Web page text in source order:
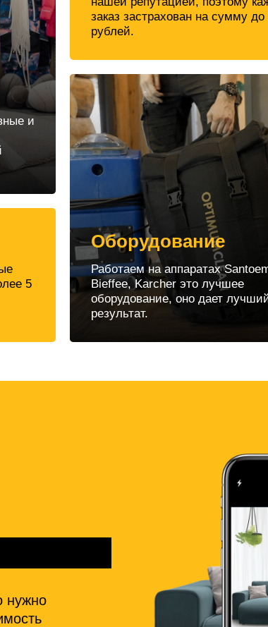
и
5
заказ застрахован на сумму до
рублей.
Оборудование
Работаем на аппаратах
Bieffee, Karcher это лучшее
оборудование, оно дает
результат.
нужно